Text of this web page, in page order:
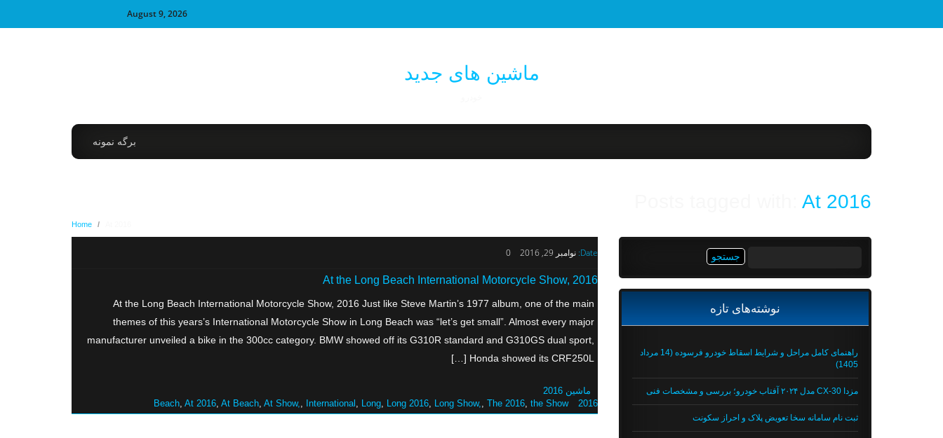
August 9, 2026
ماشین های جدید
برگه نمونه
At 2016
Home /
Date: نوامبر 29, 2016 0
At the Long Beach International Motorcycle Show, 2016
At the Long Beach International Motorcycle Show, 2016 Just like Steve Martin’s 1977 album, one of the main
themes of this years’s International Motorcycle Show in Long Beach was “let’s get small”. Almost every major
manufacturer unveiled a bike in the 300cc category. BMW showed off its G310R standard and G310GS dual sport,
Honda showed its CRF250L […]
ماشین 2016
2016 Beach
At 2016 At Beach At Show, International Long Long 2016 Long Show, The 2016 the Show
نوشته‌های تازه
راهنمای کامل مراحل و شرایط اسقاط خودرو فرسوده (14 مرداد
1405)
مزدا CX-30 مدل ۲۰۲۴ آفتاب خودرو؛ بررسی و مشخصات فنی
ثبت نام سامانه سخا تعویض پلاک و احراز سکونت